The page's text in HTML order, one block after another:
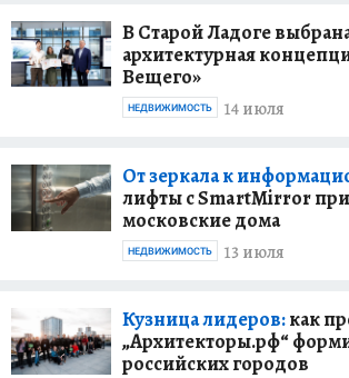
В Старой Ладоге
архитектурная
Вещего»
14 июля
НЕДВИЖИМОСТЬ
От зеркала к
лифты с SmartMirror
московские дома
13 июля
НЕДВИЖИМОСТЬ
Кузница лидеров:как
„Архитекторы.рф“
российских городов